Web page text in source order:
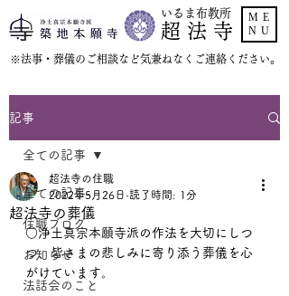
いるま布教所
超 法 寺
​※法事・葬儀のご相談など気兼ねなくご連絡ください。
ME
NU
記事
全ての記事
住職ブログ
お知らせ
法話会のこと
全ての記事
超法寺の葬儀
超法寺の住職
2022年5月26日 読了時間: 1分
○浄土真宗本願寺派の作法を大切にしつ
つ、皆さまの悲しみに寄り添う葬儀を心
がけています。